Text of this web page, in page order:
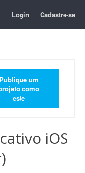
Login Cadastre-se
Publique um
como
este
iOS